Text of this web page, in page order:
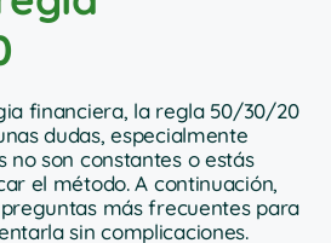
financiera, la regla 50/30/20
dudas, especialmente
no son constantes o estás
el método. A continuación,
más frecuentes para
sin complicaciones.